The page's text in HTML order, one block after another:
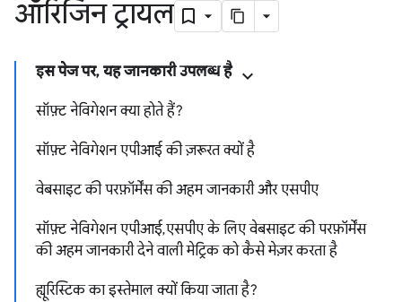
ऑरिजिन ट्रायल
इस पेज पर, यह जानकारी उपलब्ध है
सॉफ़्ट नेविगेशन क्या होते हैं?
सॉफ़्ट नेविगेशन एपीआई की ज़रूरत क्यों है
वेबसाइट की परफ़ॉर्मेंस की अहम जानकारी और एसपीए
सॉफ़्ट नेविगेशन एपीआई, एसपीए के लिए वेबसाइट की परफ़ॉर्मेंस
की अहम जानकारी देने वाली मेट्रिक को कैसे मेज़र करता है
ह्यूरिस्टिक का इस्तेमाल क्यों किया जाता है?